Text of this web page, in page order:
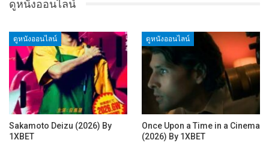
ดูหนังออนไลน์
ดูหนังออนไลน์
Sakamoto Deizu (2026) By
1XBET
ดูหนังออนไลน์
Once Upon a Time in a Cinema
(2026) By 1XBET